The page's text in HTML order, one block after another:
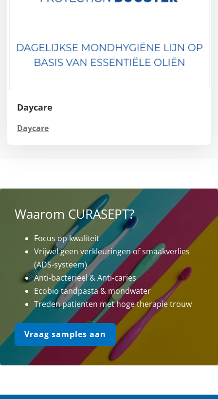
Daycare
Daycare
Waarom CURASEPT?
Focus op kwaliteit
Vrijwel geen verkleuringen of smaakverlies
(ADS-systeem)
Anti-bacterieel & Anti-caries
Ecobio tandpasta & mondwater
Treden patienten met hoge therapie trouw
Vraag samples aan